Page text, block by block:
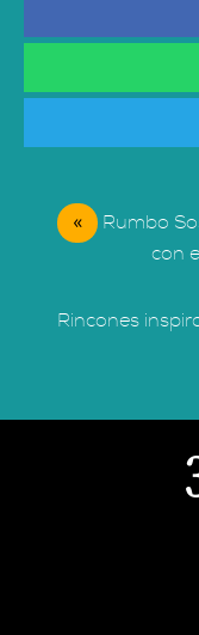
«
Rumbo
con
Rincones